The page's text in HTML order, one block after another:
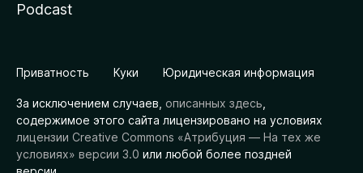
Podcast
Приватность Куки Юридическая информация
За исключением случаев, описанных здесь
содержимое этого сайта лицензировано на условиях
лицензии Creative Commons «Атрибуция — На тех же
условиях» версии 3.0 или любой более поздней